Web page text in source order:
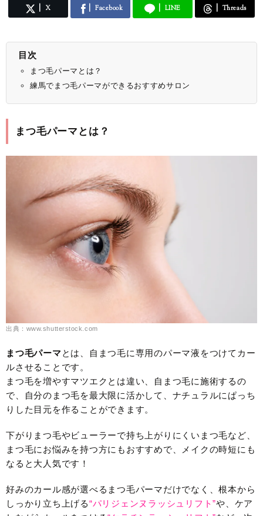
X Facebook LINE Threads
目次
まつ毛パーマとは？
練馬でまつ毛パーマができるおすすめサロン
まつ毛パーマとは？
出典：www.shutterstock.com
まつ毛パーマとは、自まつ毛に専用のパーマ液をつけてカー
ルさせることです。
まつ毛を増やすマツエクとは違い、自まつ毛に施術するの
で、自分のまつ毛を最大限に活かして、ナチュラルにぱっち
りした目元を作ることができます。
下がりまつ毛やビューラーで持ち上がりにくいまつ毛など、
まつ毛にお悩みを持つ方にもおすすめで、メイクの時短にも
なると大人気です！
好みのカール感が選べるまつ毛パーマだけでなく、根本から
しっかり立ち上げる“パリジェンヌラッシュリフト”や、ケア